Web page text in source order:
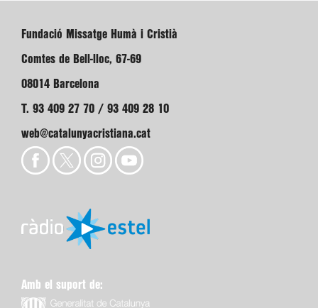
Fundació Missatge Humà i Cristià
Comtes de Bell-lloc, 67-69
08014 Barcelona
T. 93 409 27 70 / 93 409 28 10
web@catalunyacristiana.cat
Amb el suport de: